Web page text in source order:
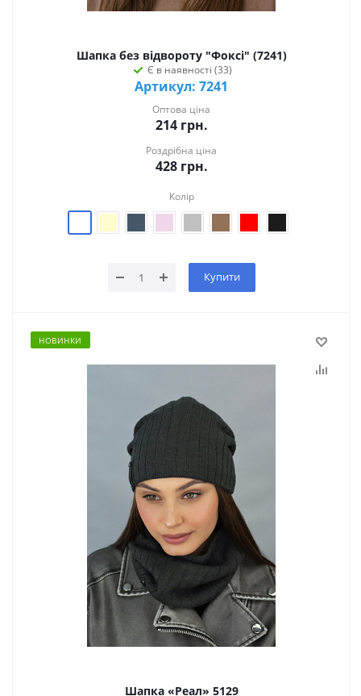
Шапка без відвороту "Фоксі" (7241)
Є в наявності (33)
Артикул: 7241
Оптова ціна
214грн.
Роздрібна ціна
428грн.
Колір
Купити
НОВИНКИ
Шапка «Реал» 5129